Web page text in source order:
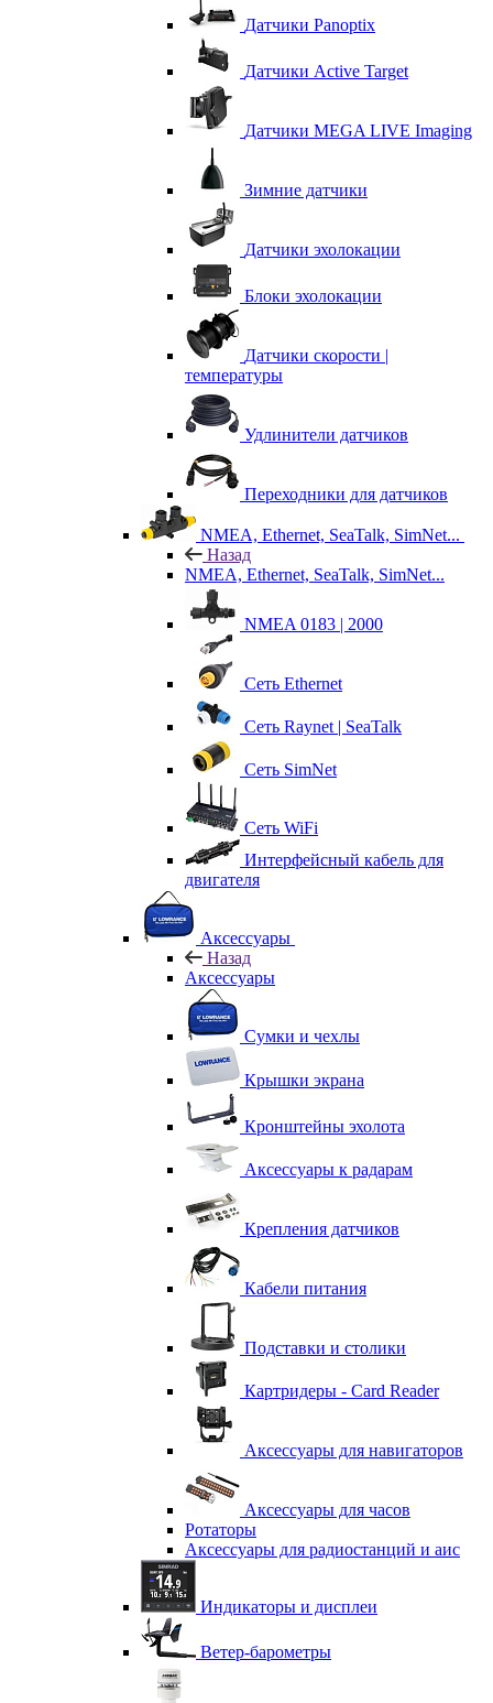
Датчики Panoptix
Датчики Active Target
Датчики MEGA LIVE Imaging
Зимние датчики
Датчики эхолокации
Блоки эхолокации
Датчики скорости |
температуры
Удлинители датчиков
Переходники для датчиков
NMEA, Ethernet, SeaTalk, SimNet...
Назад
NMEA, Ethernet, SeaTalk, SimNet...
NMEA 0183 | 2000
Сеть Ethernet
Сеть Raynet | SeaTalk
Сеть SimNet
Сеть WiFi
Интерфейсный кабель для
двигателя
Аксессуары
Назад
Аксессуары
Сумки и чехлы
Крышки экрана
Кронштейны эхолота
Аксессуары к радарам
Крепления датчиков
Кабели питания
Подставки и столики
Картридеры - Card Reader
Аксессуары для навигаторов
Аксессуары для часов
Ротаторы
Аксессуары для радиостанций и аис
Индикаторы и дисплеи
Ветер-барометры